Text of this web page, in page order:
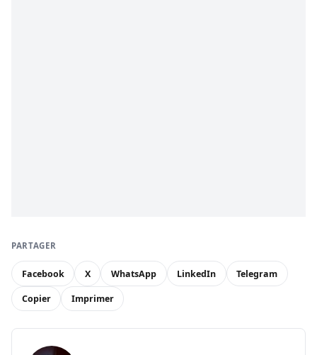
PARTAGER
Facebook X WhatsApp LinkedIn Telegram
Copier Imprimer